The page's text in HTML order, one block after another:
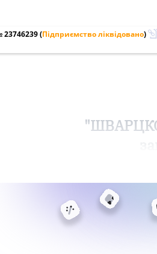
23746239(Підприємство ліквідовано)